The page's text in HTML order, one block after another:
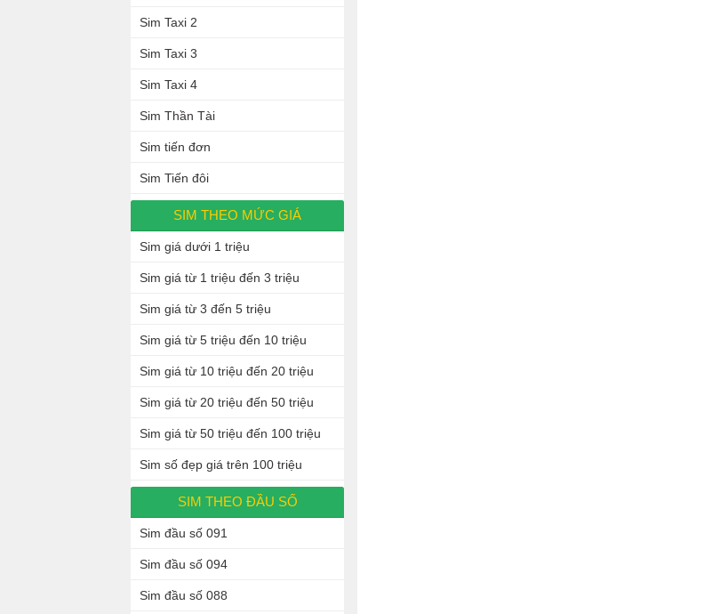
Sim Taxi 2
Sim Taxi 3
Sim Taxi 4
Sim Thần Tài
Sim tiến đơn
Sim Tiến đôi
SIM THEO MỨC GIÁ
Sim giá dưới 1 triệu
Sim giá từ 1 triệu đến 3 triệu
Sim giá từ 3 đến 5 triệu
Sim giá từ 5 triệu đến 10 triệu
Sim giá từ 10 triệu đến 20 triệu
Sim giá từ 20 triệu đến 50 triệu
Sim giá từ 50 triệu đến 100 triệu
Sim số đẹp giá trên 100 triệu
SIM THEO ĐẦU SỐ
Sim đầu số 091
Sim đầu số 094
Sim đầu số 088